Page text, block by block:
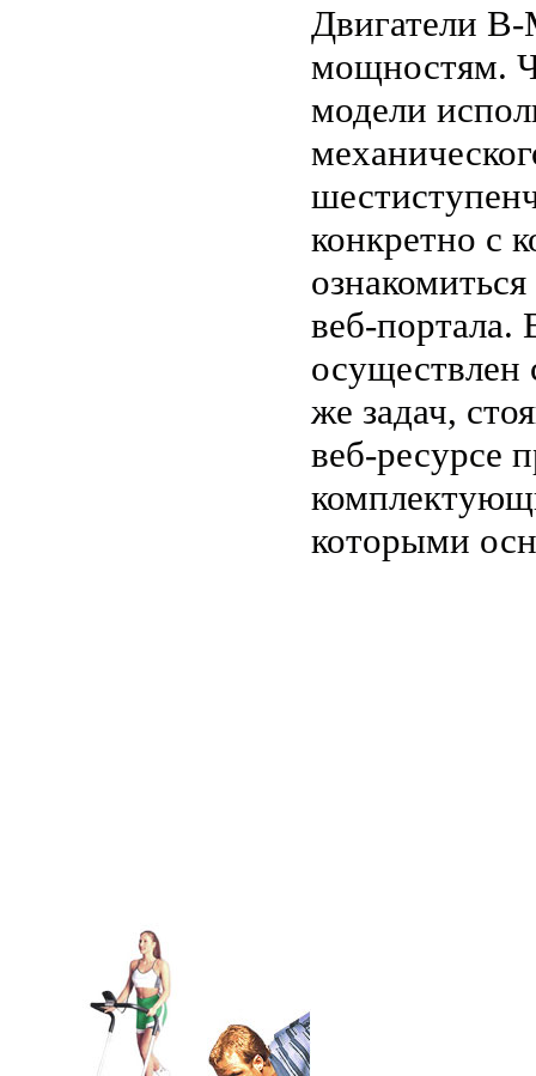
Двигатели
мощностям.
модели
конкретно с
веб-
осуществлен
же задач,
веб-ресурсе
которыми